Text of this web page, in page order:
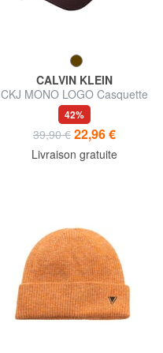
CALVIN KLEIN
CKJ MONO LOGO Casquette
de baseball en coton
42%
39,90 € 22,96 €
Livraison gratuite